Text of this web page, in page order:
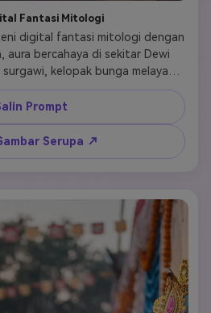
Fantasi Mitologi
digital fantasi mitologi dengan
aura bercahaya di sekitar Dewi
kelopak bunga melayang,
Prompt
Serupa ↗